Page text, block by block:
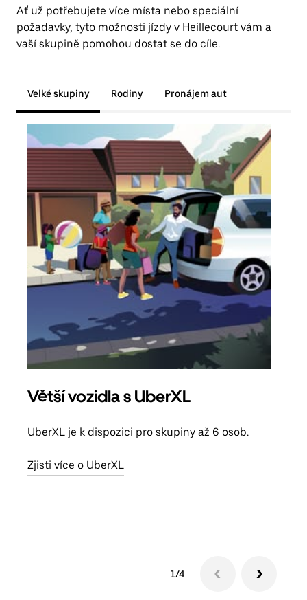
Ať už potřebujete více místa nebo speciální
požadavky, tyto možnosti jízdy v Heillecourt vám a
vaší skupině pomohou dostat se do cíle.
Velké skupiny Rodiny Pronájem aut
Větší vozidla s UberXL
UberXL je k dispozici pro skupiny až 6 osob.
Zjisti více o UberXL
1/4